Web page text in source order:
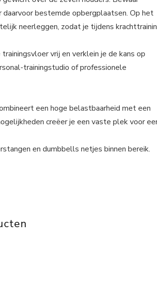
bestemde opbergplaatsen. Op het
neerleggen, zodat je tijdens
vrij en verklein je de kans op
trainingstudio of professionele
een hoge belastbaarheid met een
creëer je een vaste plek voor
en dumbbells netjes binnen bereik.